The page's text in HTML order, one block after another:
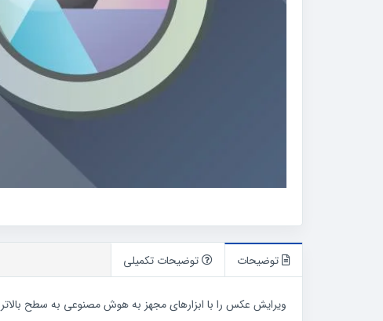
توضیحات توضیحات تکمیلی
ویرایش عکس را با ابزارهای مجهز به هوش مصنوعی به سطح